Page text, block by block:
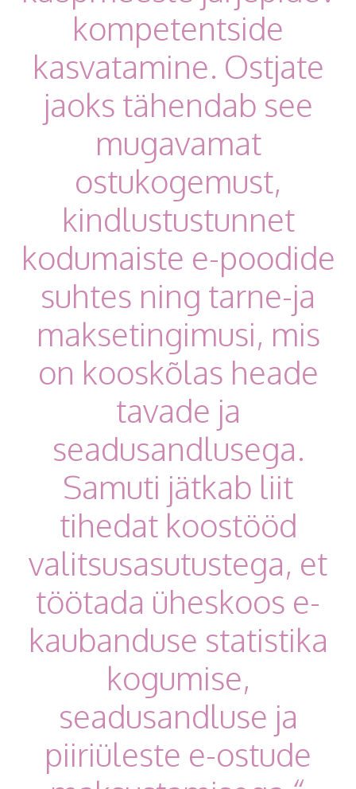
kompetentside
kasvatamine. Ostjate
jaoks tähendab see
mugavamat
ostukogemust,
kindlustustunnet
kodumaiste e-poodide
suhtes ning tarne-ja
maksetingimusi, mis
on kooskõlas heade
tavade ja
seadusandlusega.
Samuti jätkab liit
tihedat koostööd
valitsusasutustega, et
töötada üheskoos e-
kaubanduse statistika
kogumise,
seadusandluse ja
piiriüleste e-ostude